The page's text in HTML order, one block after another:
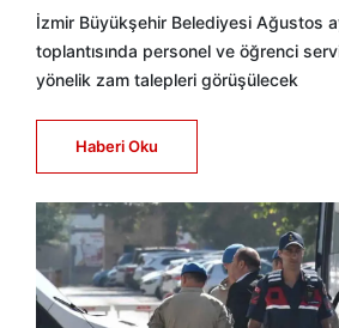
İzmir Büyükşehir Belediyesi Ağustos
toplantısında personel ve öğrenci
yönelik zam talepleri görüşülecek
Haberi Oku